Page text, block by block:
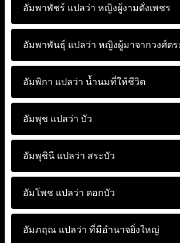
อัมพาพัชร์ แปลว่า หญิงผู้งามดั่งเพชร
อัมพาพันธุ์ แปลว่า หญิงผู้มาจากวงศ์ต
อัมพิกา แปลว่า น้ำนมที่ให้ชีวิต
อัมพุช แปลว่า บัว
อัมพุชินี แปลว่า สระบัว
อัมโพช แปลว่า ดอกบัว
อัมภฤณ แปลว่า ที่มีอำนาจยิ่งใหญ่